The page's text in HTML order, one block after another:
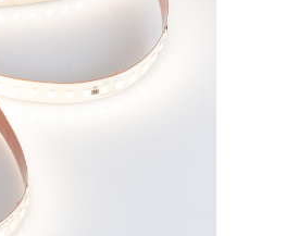
zusammen